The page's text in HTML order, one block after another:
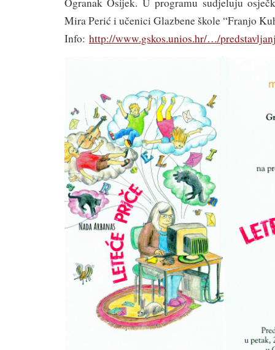
Ogranak Osijek. U programu sudjeluju
Mira Perić i učenici Glazbene škole “Franjo
Info: http://www.gskos.unios.hr/…/